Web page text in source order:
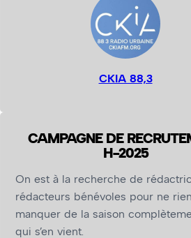
CKIA 88,3
CAMPAGNE DE
H-2025
On est à la recherche de
rédacteurs bénévoles pour ne rien
manquer de la saison
qui s’en vient.